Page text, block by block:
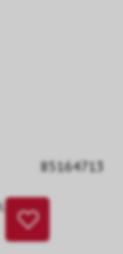
85164713